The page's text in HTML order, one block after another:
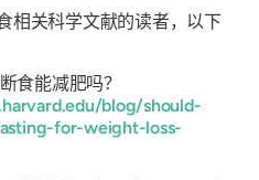
相关科学文献的读者，以下
食能减肥吗？
blog/should-
for-weight-loss-